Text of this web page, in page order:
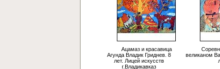
Ацамаз и красавица
Агунда Владик Гриднев. 8
лет. Лицей искусств
г.Владикавказ
великаном